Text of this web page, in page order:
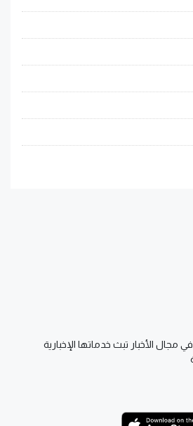
الأخبار تبث خدماتها الإخبارية